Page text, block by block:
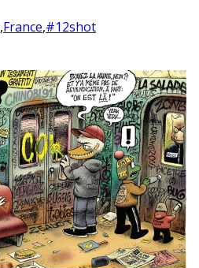
,France,#12shot